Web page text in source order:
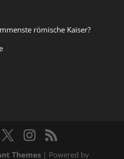
römische Kaiser?
Themes| Powered by